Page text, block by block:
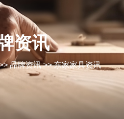
资讯
品牌资讯>>东家家具资讯